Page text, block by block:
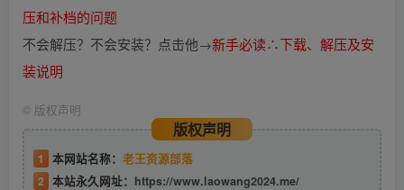
压和补档的问题
不会解压？不会安装？点击他→新手必读∴下载、解压及安
装说明
© 版权声明
版权声明
1 本网站名称： 老王资源部落
2 本站永久网址： https://www.laowang2024.me/